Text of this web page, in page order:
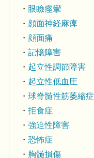
眼瞼痙攣
顔面神経麻痺
顔面痛
記憶障害
起立性調節障害
起立性低血圧
球脊髄性筋萎縮症
拒食症
強迫性障害
恐怖症
胸髄損傷